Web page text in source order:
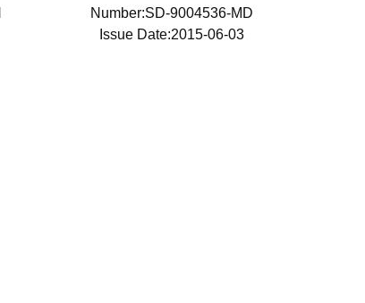
Number:SD-9004536-MD
Issue Date:2015-06-03